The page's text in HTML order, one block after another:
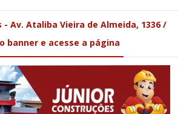
- Av. Ataliba Vieira de Almeida, 1336 /
banner e acesse a página